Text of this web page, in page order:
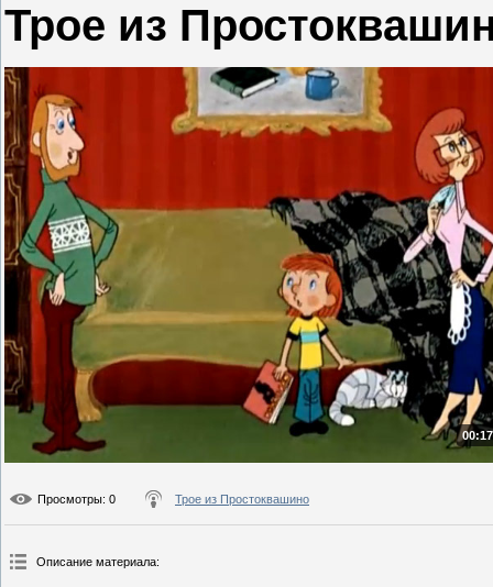
Трое из
Просмотры: 0 Трое из Простоквашино
Описание материала: